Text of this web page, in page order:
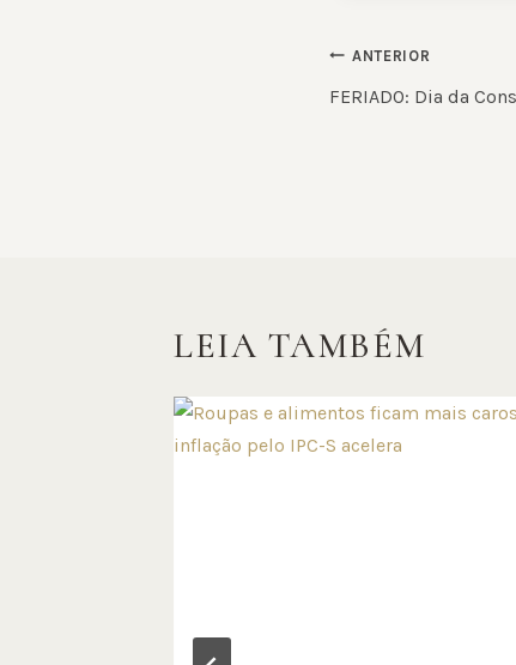
DE
ANTERIOR
FERIADO: Dia da
LEIA TAMBÉM